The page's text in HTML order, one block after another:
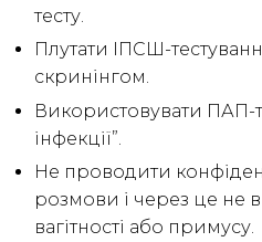
тесту.
Плутати ІПСШ-
скринінгом.
Використовувати ПАП-
інфекції”.
Не проводити
розмови і через це не
вагітності або примусу.